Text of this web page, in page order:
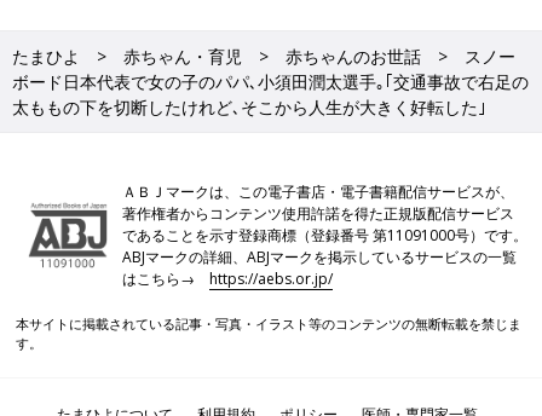
エントリーをしました。当時の僕は今以上に勢いがあったので、
日本代表チームのコーチ陣に声をかけてもらうことができて、本
格的にスノーボードの練習を開始しました。
小須田 それは北京パラリンピック後です。東京、北京とパラリ
ンピックを2大会経験し、どちらも7位入賞でした。メダリストと
それ以外の違いを痛感して、本気でメダルを取りたいと思うよう
になりました。最短でねらうなら、2026年の冬季パラリンピッ
クだなと考え、スノーボード1本にしぼりました。夢や目標がな
かった僕に大きな目標ができました。
たまひよ 赤ちゃん・育児 赤ちゃんのお世話
スノー
ボード日本代表で女の子のパパ､小須田潤太選手｡｢交通事故で右足の
太ももの下を切断したけれど､そこから人生が大きく好転した｣
ＡＢＪマークは、この電子書店・電子書籍配信サービスが、
著作権者からコンテンツ使用許諾を得た正規版配信サービス
であることを示す登録商標（登録番号 第11091000号）です。
ABJマークの詳細、ABJマークを掲示しているサービスの一覧
はこちら→https://aebs.or.jp/
本サイトに掲載されている記事・写真・イラスト等のコンテンツの無断転載を禁じま
す。